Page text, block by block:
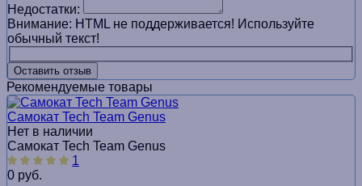
Недостатки:
Внимание: HTML не поддерживается! Используйте
обычный текст!
Оставить отзыв
Рекомендуемые товары
Самокат Tech Team Genus
Нет в наличии
Самокат Tech Team Genus
1
0 руб.